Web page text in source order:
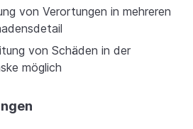
von Verortungen in mehreren
von Schäden in der
möglich